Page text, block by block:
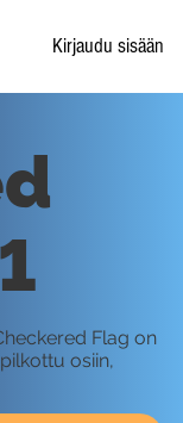
Kirjaudu sisään
Flag on
osiin,